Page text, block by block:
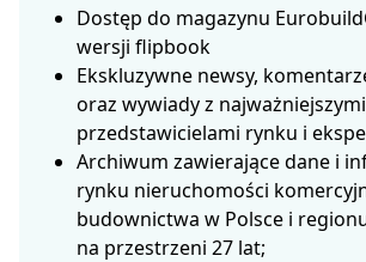
Dostęp do magazynu
wersji flipbook
Ekskluzywne newsy,
oraz wywiady z najważniejszymi
przedstawicielami rynku i
Archiwum zawierające dane i
rynku nieruchomości
budownictwa w Polsce i
na przestrzeni 27 lat;